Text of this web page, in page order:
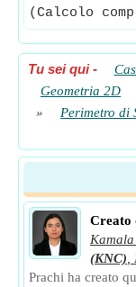
(Calcolo
Tu sei qui-
Geometria 2D
»
Perimetro di
Creato
(KNC)
Prachi ha creato